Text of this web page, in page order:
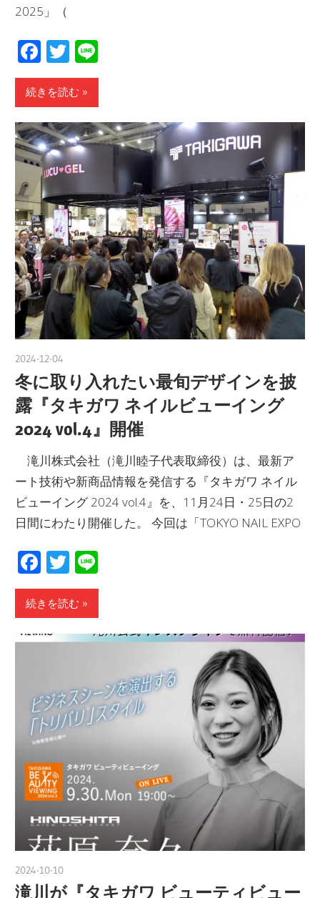
2025」（
Facebook
Twitter
続きを読む
2024-12-04
冬に取り入れたい最旬デザインを披
露『タキガワ ネイルビューイング
2024 vol.4』開催
滝川株式会社（滝川睦子代表取締役）は、最新ア
ート技術や新商品情報を発信する『タキガワ ネイル
ビューイング 2024 vol.4』を、11月24日・25日の2
日間にわたり開催した。 今回は「TOKYO NAIL EXPO
Facebook
Twitter
続きを読む
2024-10-10
滝川が『タキガワ ビューティビュー